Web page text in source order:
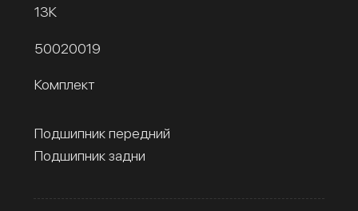
13К
50020019
Комплект
Подшипник передний
Подшипник задни